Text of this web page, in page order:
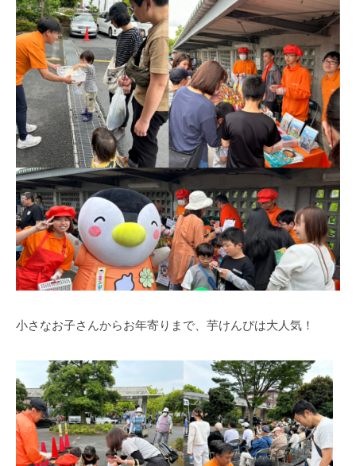
小さなお子さんからお年寄りまで、芋けんぴは大人気！